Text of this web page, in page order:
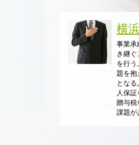
横
事業承
き継
を行う
題を抱
とな
人保
贈与税
課題